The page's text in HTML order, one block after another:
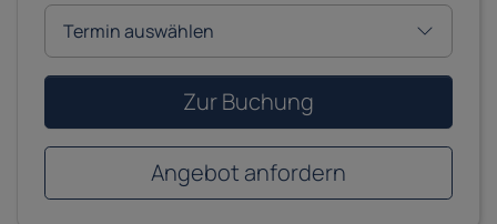
Zur Buchung
Angebot anfordern